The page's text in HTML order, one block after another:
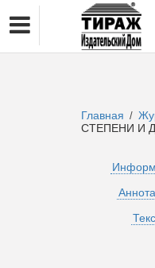
Главная /
СТЕПЕНИ И